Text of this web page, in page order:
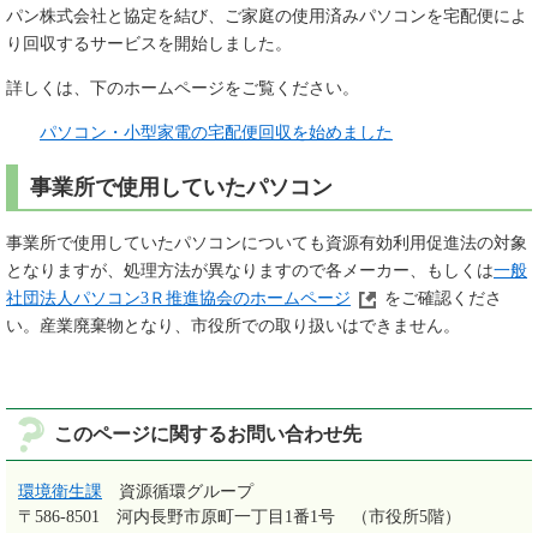
パン株式会社と協定を結び、ご家庭の使用済みパソコンを宅配便によ
り回収するサービスを開始しました。
詳しくは、下のホームページをご覧ください。
パソコン・小型家電の宅配便回収を始めました
事業所で使用していたパソコン
事業所で使用していたパソコンについても資源有効利用促進法の対象
となりますが、処理方法が異なりますので各メーカー、もしくは一般
社団法人パソコン3Ｒ推進協会のホームページ
をご確認くださ
い。産業廃棄物となり、市役所での取り扱いはできません。
このページに関するお問い合わせ先
環境衛生課
資源循環グループ
〒586-8501
河内長野市原町一丁目1番1号 （市役所5階）